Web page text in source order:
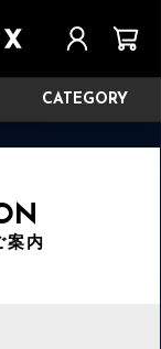
CATEGORY
案内